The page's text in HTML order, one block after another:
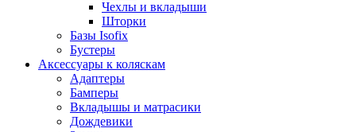
Чехлы и вкладыши
Шторки
Базы Isofix
Бустеры
Аксессуары к коляскам
Адаптеры
Бамперы
Вкладышы и матрасики
Дождевики